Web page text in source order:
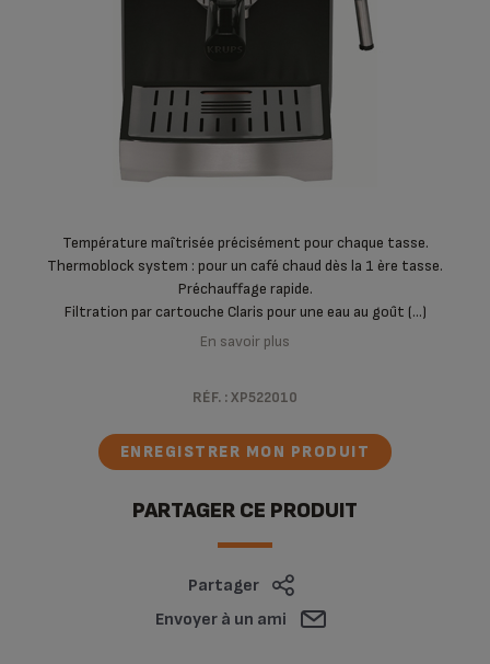
Température maîtrisée précisément pour chaque tasse.
Thermoblock system : pour un café chaud dès la 1 ère tasse.
Préchauffage rapide.
Filtration par cartouche Claris pour une eau au goût (...)
En savoir plus
RÉF. :XP522010
ENREGISTRER MON PRODUIT
PARTAGER CE PRODUIT
Partager
Envoyer à un ami